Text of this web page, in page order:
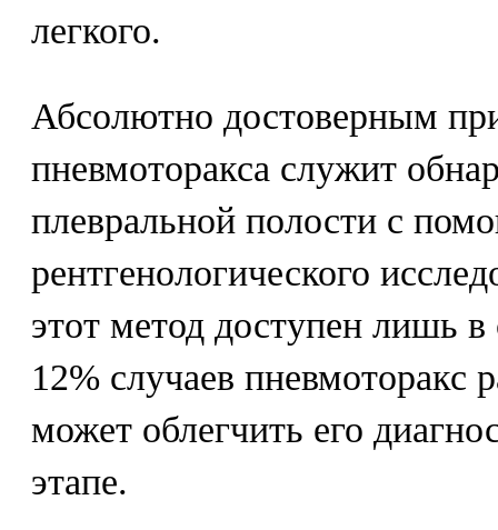
легкого.
Абсолютно достоверным
пневмоторакса служит
плевральной полости с
рентгенологического
этот метод доступен лишь
12% случаев пневмоторакс
может облегчить его
этапе.